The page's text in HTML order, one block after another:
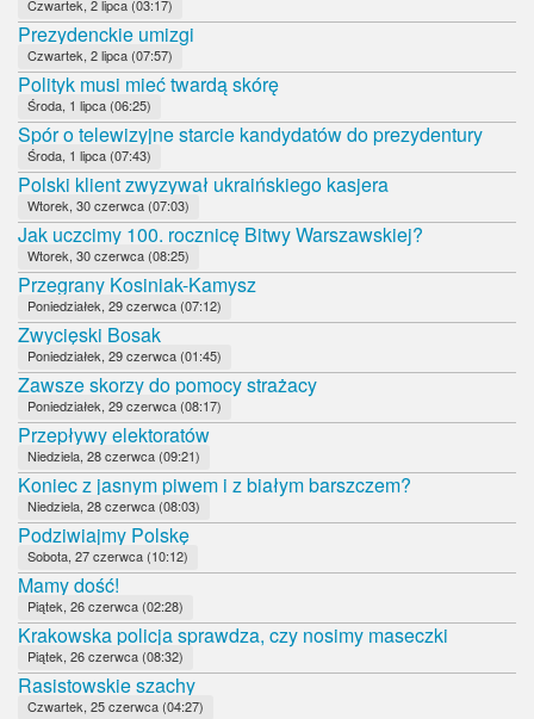
Czwartek, 2 lipca (03:17)
Prezydenckie umizgi
Czwartek, 2 lipca (07:57)
Polityk musi mieć twardą skórę
Środa, 1 lipca (06:25)
Spór o telewizyjne starcie kandydatów do prezydentury
Środa, 1 lipca (07:43)
Polski klient zwyzywał ukraińskiego kasjera
Wtorek, 30 czerwca (07:03)
Jak uczcimy 100. rocznicę Bitwy Warszawskiej?
Wtorek, 30 czerwca (08:25)
Przegrany Kosiniak-Kamysz
Poniedziałek, 29 czerwca (07:12)
Zwycięski Bosak
Poniedziałek, 29 czerwca (01:45)
Zawsze skorzy do pomocy strażacy
Poniedziałek, 29 czerwca (08:17)
Przepływy elektoratów
Niedziela, 28 czerwca (09:21)
Koniec z jasnym piwem i z białym barszczem?
Niedziela, 28 czerwca (08:03)
Podziwiajmy Polskę
Sobota, 27 czerwca (10:12)
Mamy dość!
Piątek, 26 czerwca (02:28)
Krakowska policja sprawdza, czy nosimy maseczki
Piątek, 26 czerwca (08:32)
Rasistowskie szachy
Czwartek, 25 czerwca (04:27)